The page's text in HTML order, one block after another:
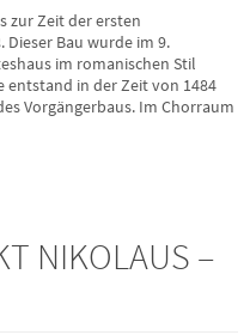
zur Zeit der ersten
Bau wurde im 9.
im romanischen Stil
entstand in der Zeit von 1484
Vorgängerbaus. Im Chorraum
NIKOLAUS –